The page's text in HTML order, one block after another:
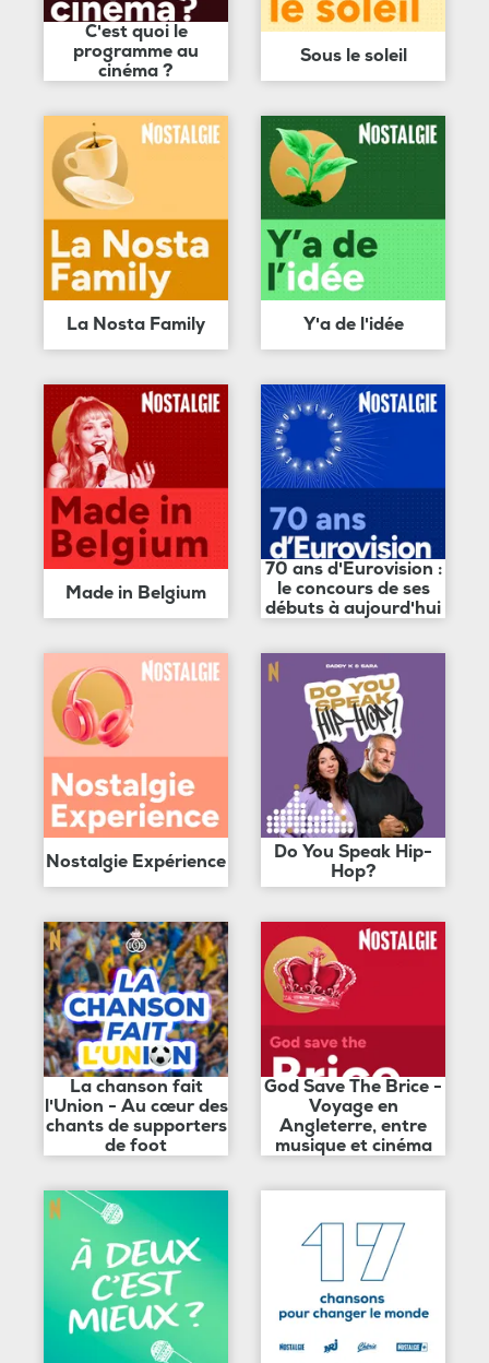
C'est quoi le
programme au
cinéma ?
Sous le soleil
La Nosta Family Y'a de l'idée
Made in Belgium
70 ans d'Eurovision :
le concours de ses
débuts à aujourd'hui
Nostalgie Expérience
Do You Speak Hip-
Hop?
La chanson fait
l'Union - Au cœur des
chants de supporters
de foot
God Save The Brice -
Voyage en
Angleterre, entre
musique et cinéma